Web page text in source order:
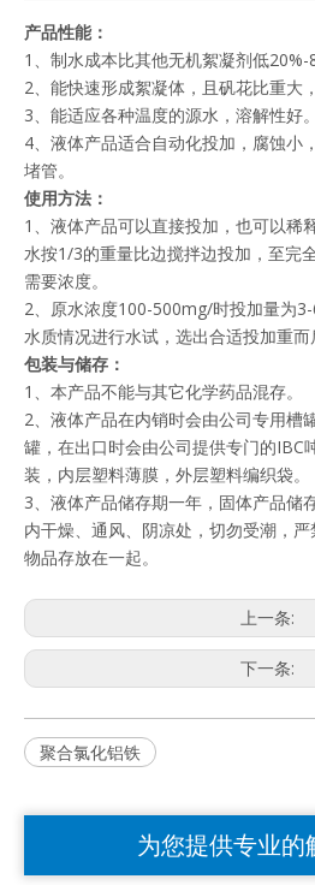
产品性能：
1、制水成本比其他无机絮凝剂低20%-
2、能快速形成絮凝体，且矾花比重大
3、能适应各种温度的源水，溶解性好。
4、液体产品适合自动化投加，腐蚀小
堵管。
使用方法：
1、液体产品可以直接投加，也可以稀
水按1/3的重量比边搅拌边投加，至完
需要浓度。
2、原水浓度100-500mg/时投加量为
水质情况进行水试，选出合适投加重而
包装与储存：
1、本产品不能与其它化学药品混存。
2、液体产品在内销时会由公司专用槽
罐，在出口时会由公司提供专门的IBC
装，内层塑料薄膜，外层塑料编织袋。
3、液体产品储存期一年，固体产品储
内干燥、通风、阴凉处，切勿受潮，
物品存放在一起。
上一条:
下一条:
聚合氯化铝铁
为您提供专业的